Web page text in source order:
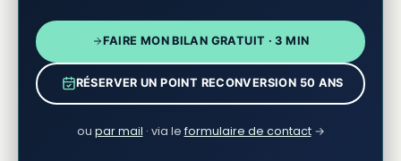
FAIRE MON BILAN GRATUIT · 3 MIN
RÉSERVER UN POINT RECONVERSION 50 ANS
ou par mail · via le formulaire de contact→